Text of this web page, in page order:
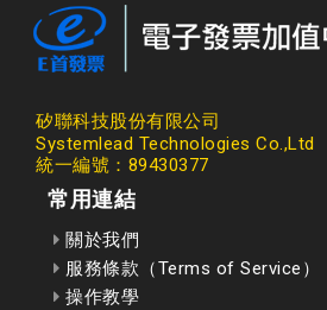
矽聯科技股份有限公司
Systemlead Technologies Co.,Ltd
統一編號：89430377
常用連結
關於我們
服務條款（Terms of Service）
操作教學